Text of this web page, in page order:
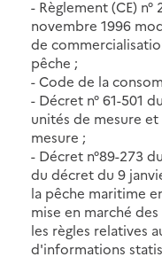
- Règlement (CE)
novembre 1996
de
pêche ;
- Code de la
- Décret n° 61-501
unités de mesure
mesure ;
- Décret n°89-273
du décret du 9
la pêche maritime
mise en marché
les règles relatives
d'informations